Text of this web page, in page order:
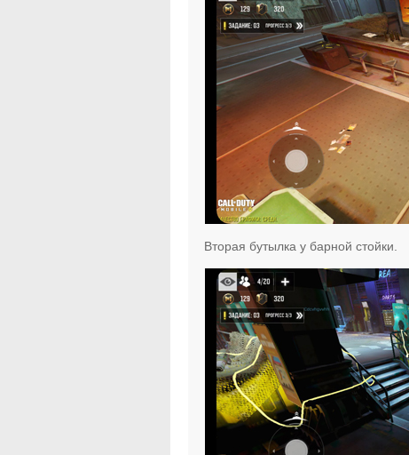
Вторая бутылка у барной стойки.